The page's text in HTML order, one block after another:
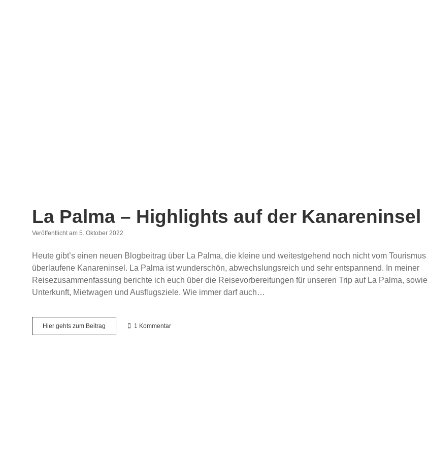
La Palma – Highlights auf der Kanareninsel
Veröffentlicht am 5. Oktober 2022
Heute gibt’s einen neuen Blogbeitrag über La Palma, die kleine und weitestgehend noch nicht vom Tourismus
überlaufene Kanareninsel. La Palma ist wunderschön, abwechslungsreich und sehr entspannend. In meiner
Reisezusammenfassung berichte ich euch über die Reisevorbereitungen für unseren Trip auf La Palma, sowie
Unterkunft, Mietwagen und Ausflugsziele. Wie immer darf auch…
Hier gehts zum Beitrag
Palma
1 Kommentar